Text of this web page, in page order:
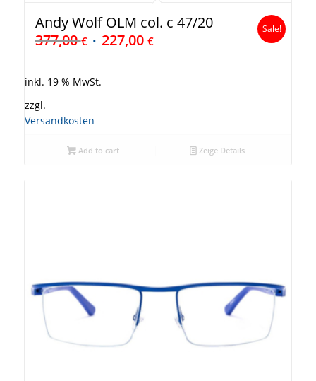
Andy Wolf OLM col. c 47/20
377,00€ 227,00 €
Sale!
inkl. 19 % MwSt.
zzgl.
Versandkosten
Add to cart Zeige Details